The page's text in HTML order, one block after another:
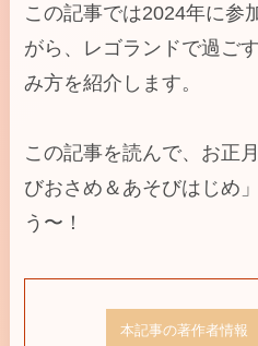
この記事では2024年に参
がら、レゴランドで過ご
み方を紹介します。
この記事を読んで、お正
びおさめ＆あそびはじめ
う〜！
本記事の著作者情報